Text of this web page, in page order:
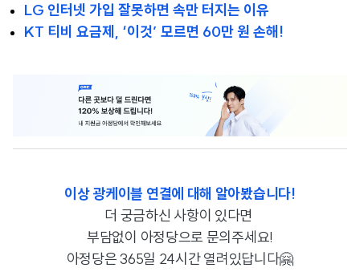
LG 인터넷 가입 잘못하면 속만 터지는 이유
KT 티비 요금제, ‘이것’ 모르면 60만 원 손해!
이상 광케이블 연결에 대해 알아봤습니다!
더 궁금하신 사항이 있다면
부담없이 아정당으로 문의주세요!
아정당은 365일 24시간 열려있답니다🤗